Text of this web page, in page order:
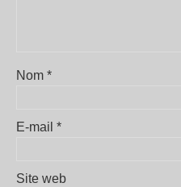
Nom *
E-mail *
Site web